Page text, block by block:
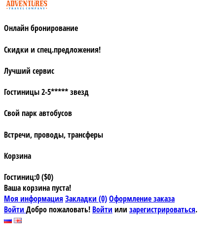
Онлайн бронирование
Скидки и спец.предложения!
Лучший сервис
Гостиницы 2-5***** звезд
Свой парк автобусов
Встречи, проводы, трансферы
Корзина
Гостиниц:0 ($0)
Ваша корзина пуста!
Моя информация Закладки (0)Оформление заказа
Войти Добро пожаловать! Войти или зарегистрироваться.